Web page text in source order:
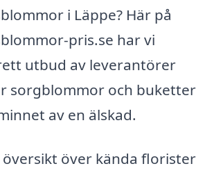
i Läppe? Här på
pris.se har vi
utbud av leverantörer
sorgblommor och buketter
av en älskad.
över kända florister